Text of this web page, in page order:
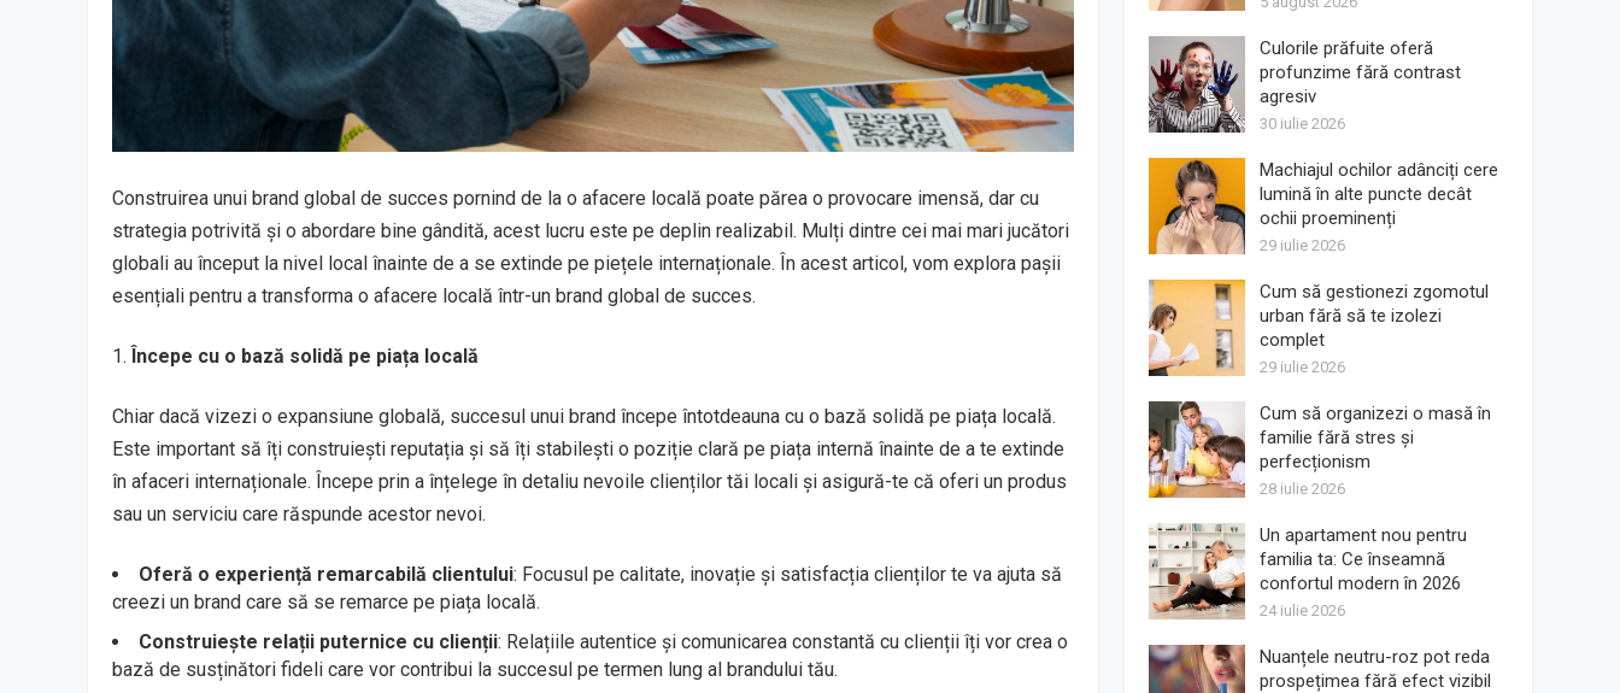
Construirea unui brand global de succes pornind de la o afacere locală poate părea o provocare imensă, dar cu
strategia potrivită și o abordare bine gândită, acest lucru este pe deplin realizabil. Mulți dintre cei mai mari jucători
globali au început la nivel local înainte de a se extinde pe piețele internaționale. În acest articol, vom explora pașii
esențiali pentru a transforma o afacere locală într-un brand global de succes.
Începe cu o bază solidă pe piața locală
Chiar dacă vizezi o expansiune globală, succesul unui brand începe întotdeauna cu o bază solidă pe piața locală.
Este important să îți construiești reputația și să îți stabilești o poziție clară pe piața internă înainte de a te extinde
în afaceri internaționale. Începe prin a înțelege în detaliu nevoile clienților tăi locali și asigură-te că oferi un produs
sau un serviciu care răspunde acestor nevoi.
Oferă o experiență remarcabilă clientului: Focusul pe calitate, inovație și satisfacția clienților te va ajuta să
creezi un brand care să se remarce pe piața locală.
Construiește relații puternice cu clienții: Relațiile autentice și comunicarea constantă cu clienții îți vor crea o
bază de susținători fideli care vor contribui la succesul pe termen lung al brandului tău.
Culorile prăfuite oferă
profunzime fără contrast
agresiv
30 iulie 2026
Machiajul ochilor adânciți cere
lumină în alte puncte decât
ochii proeminenți
29 iulie 2026
Cum să gestionezi zgomotul
urban fără să te izolezi
complet
29 iulie 2026
Cum să organizezi o masă în
familie fără stres și
perfecționism
28 iulie 2026
Un apartament nou pentru
familia ta: Ce înseamnă
confortul modern în 2026
24 iulie 2026
Nuanțele neutru-roz pot reda
prospețimea fără efect vizibil